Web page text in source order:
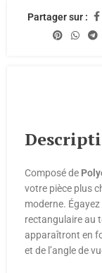
Partager sur :
Composé de
votre pièce plus
moderne.
rectangulaire au
apparaîtront en
et de l’angle de